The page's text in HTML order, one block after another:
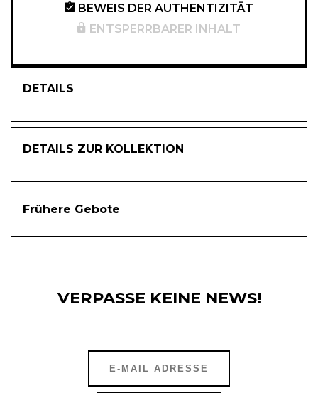
BEWEIS DER AUTHENTIZITÄT
ENTSPERRBARER INHALT
DETAILS
DETAILS ZUR KOLLEKTION
Frühere Gebote
VERPASSE KEINE NEWS!